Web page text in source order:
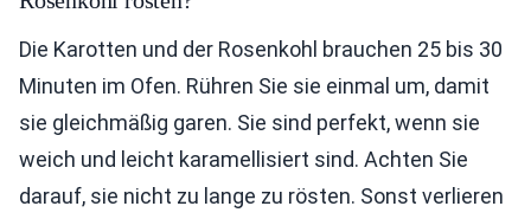
Die Karotten und der Rosenkohl brauchen 25 bis 30
Minuten im Ofen. Rühren Sie sie einmal um, damit
sie gleichmäßig garen. Sie sind perfekt, wenn sie
weich und leicht karamellisiert sind. Achten Sie
darauf, sie nicht zu lange zu rösten. Sonst verlieren